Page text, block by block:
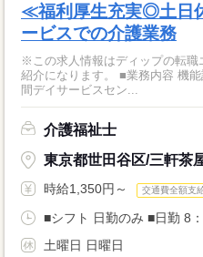
≪福利厚生充実◎土日
ービスでの介護業務
※この求人情報はディップの転職
紹介になります。 ■業務内容 機
間デイサービスセン...
介護福祉士
東京都世田谷区/三軒茶
時給1,350円～ 交通費全額支
■シフト 日勤のみ ■日勤 8
土曜日 日曜日